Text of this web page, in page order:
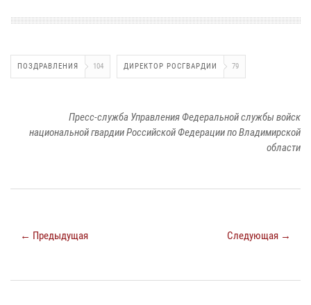
ПОЗДРАВЛЕНИЯ 104 ДИРЕКТОР РОСГВАРДИИ 79
Пресс-служба Управления Федеральной службы войск
национальной гвардии Российской Федерации по Владимирской
области
← Предыдущая Следующая →